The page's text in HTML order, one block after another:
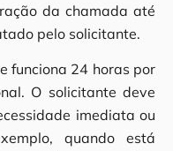
da chamada até
pelo solicitante.
funciona 24 horas por
O solicitante deve
imediata ou
quando está